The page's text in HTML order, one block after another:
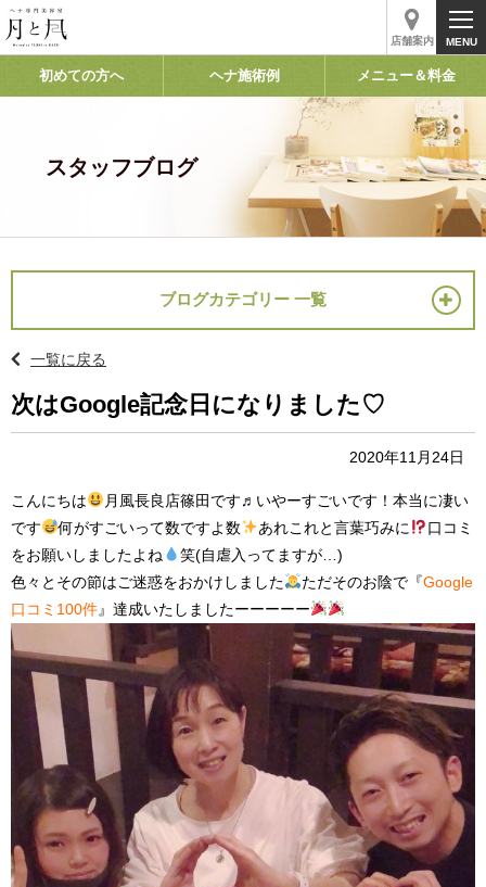
店舗案内
初めての方へ ヘナ施術例 メニュー＆料金
スタッフブログ
ブログカテゴリー 一覧
一覧に戻る
次はGoogle記念日になりました♡
2020年11月24日
こんにちは
月風長良店篠田です♬いやーすごいです！本当に凄い
です
何がすごいって数ですよ数 あれこれと言葉巧みに
口コミ
をお願いしましたよね
笑(自虐入ってますが…)
色々とその節はご迷惑をおかけしました
ただそのお陰で『Google
口コミ100件』達成いたしましたーーーーー